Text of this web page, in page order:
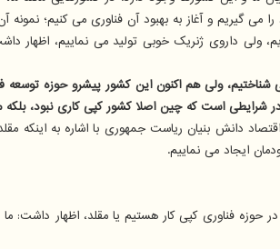
می گیریم و آغاز به بهبود آن فناوری می کنیم؛ نمونه
ولی داروی ژنریک خوبی تولید می نماییم،
دانش بنیان ریاست جمهوری با اشاره به
ایجاد می نماییم.
فناوری کپی کار هستیم یا مقلد، اظهار داشت: